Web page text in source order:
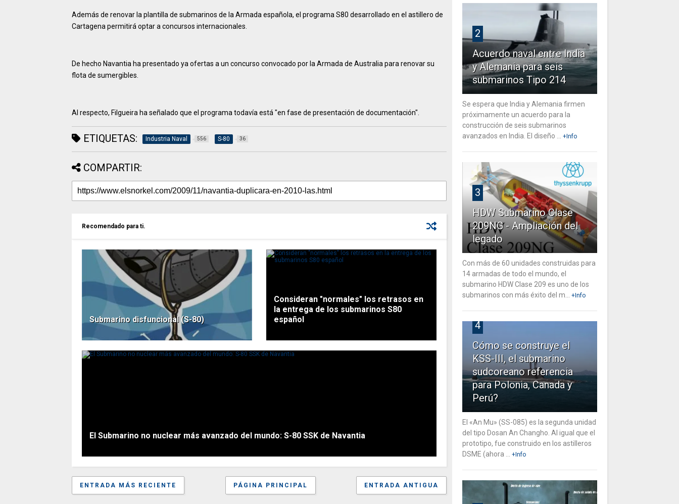
Además de renovar la plantilla de submarinos de la Armada española, el programa S80 desarrollado en el astillero de
Cartagena permitirá optar a concursos internacionales.
De hecho Navantia ha presentado ya ofertas a un concurso convocado por la Armada de Australia para renovar su
flota de sumergibles.
Al respecto, Filgueira ha señalado que el programa todavía está "en fase de presentación de documentación".
ETIQUETAS: Industria Naval 556 S-80 36
COMPARTIR:
Recomendado para ti.
Submarino disfuncional (S-80)
Consideran "normales" los retrasos en
la entrega de los submarinos S80
español
El Submarino no nuclear más avanzado del mundo: S-80 SSK de Navantia
ENTRADA MÁS RECIENTE ENTRADA ANTIGUA
PÁGINA PRINCIPAL
2
Acuerdo naval entre India
y Alemania para seis
submarinos Tipo 214
Se espera que India y Alemania firmen
próximamente un acuerdo para la
construcción de seis submarinos
avanzados en India. El diseño ...
+Info
3
HDW Submarino Clase
209NG - Ampliación del
legado
Con más de 60 unidades construidas para
14 armadas de todo el mundo, el
submarino HDW Clase 209 es uno de los
submarinos con más éxito del m...
+Info
4
Cómo se construye el
KSS-III, el submarino
sudcoreano referencia
para Polonia, Canada y
Perú?
El «An Mu» (SS-085) es la segunda unidad
del tipo Dosan An Changho. Al igual que el
prototipo, fue construido en los astilleros
DSME (ahora ...
+Info